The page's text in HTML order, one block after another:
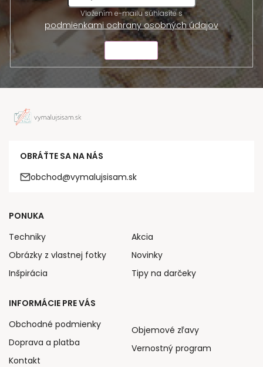
Vložením e-mailu súhlasíte s
podmienkami ochrany osobných údajov
OBRÁŤTE SA NA NÁS
obchod@vymalujsisam.sk
PONUKA
Techniky
Obrázky z vlastnej fotky
Inšpirácia
Akcia
Novinky
Tipy na darčeky
INFORMÁCIE PRE VÁS
Obchodné podmienky
Doprava a platba
Kontakt
Objemové zľavy
Vernostný program